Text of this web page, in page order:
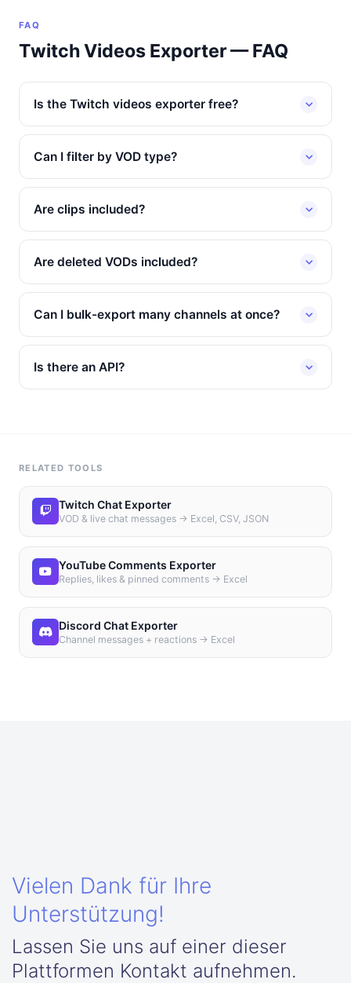
FAQ
Twitch Videos Exporter — FAQ
Is the Twitch videos exporter free?
Can I filter by VOD type?
Are clips included?
Are deleted VODs included?
Can I bulk-export many channels at once?
Is there an API?
RELATED TOOLS
Twitch Chat Exporter
VOD & live chat messages → Excel, CSV, JSON
YouTube Comments Exporter
Replies, likes & pinned comments → Excel
Discord Chat Exporter
Channel messages + reactions → Excel
Vielen Dank für Ihre
Unterstützung!
Lassen Sie uns auf einer dieser
Plattformen Kontakt aufnehmen.